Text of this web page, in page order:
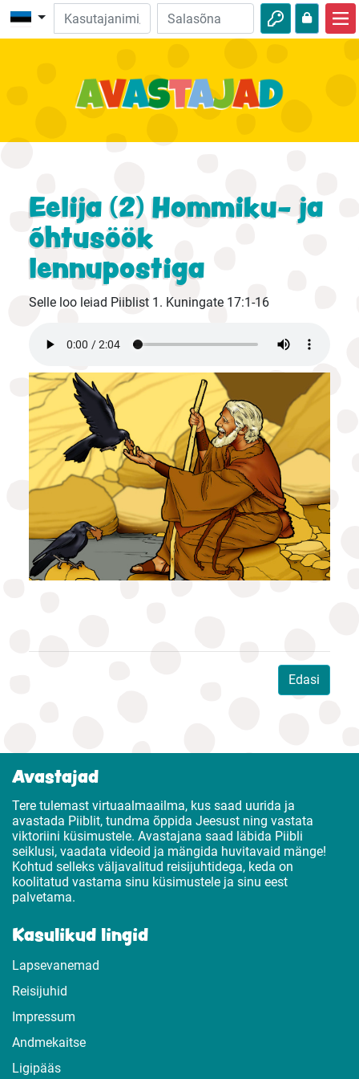
Piibliseiklused
Seiklused
Tegevused
Eelija (2) Hommiku- ja
õhtusöök
lennupostiga
Selle loo leiad Piiblist 1. Kuningate 17:1-16
Edasi
Avastajad
Tere tulemast virtuaalmaailma, kus saad uurida ja
avastada Piiblit, tundma õppida Jeesust ning vastata
viktoriini küsimustele. Avastajana saad läbida Piibli
seiklusi, vaadata videoid ja mängida huvitavaid mänge!
Kohtud selleks väljavalitud reisijuhtidega, keda on
koolitatud vastama sinu küsimustele ja sinu eest
palvetama.
Kasulikud lingid
Lapsevanemad
Reisijuhid
Impressum
Andmekaitse
Ligipääs